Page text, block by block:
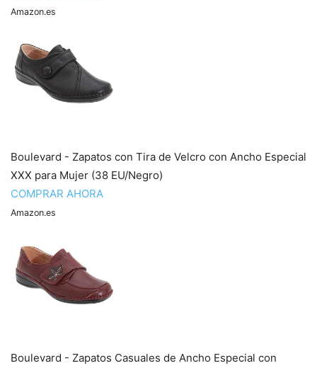
Amazon.es
Boulevard - Zapatos con Tira de Velcro con Ancho Especial
XXX para Mujer (38 EU/Negro)
COMPRAR AHORA
Amazon.es
Boulevard - Zapatos Casuales de Ancho Especial con